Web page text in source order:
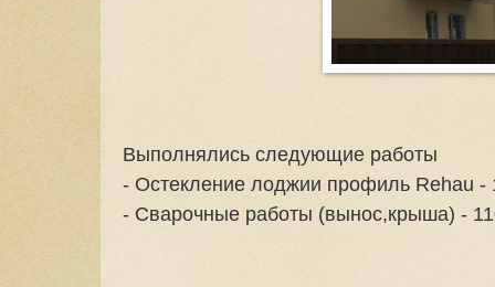
Выполнялись следующие работы
- Остекление лоджии профиль Rehau -
- Сварочные работы (вынос,крыша) -